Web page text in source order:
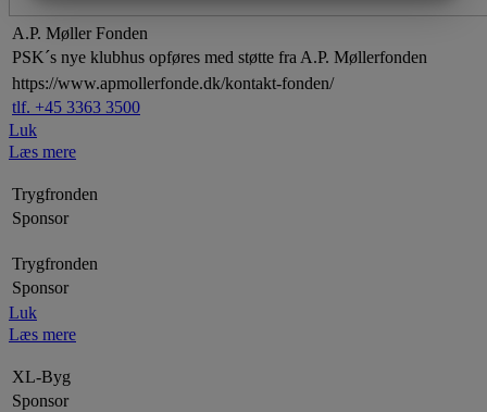
A.P. Møller Fonden
PSK´s nye klubhus opføres med støtte fra A.P. Møllerfonden
https://www.apmollerfonde.dk/kontakt-fonden/
tlf. +45 3363 3500
Luk
Læs mere
Trygfronden
Sponsor
Trygfronden
Sponsor
Luk
Læs mere
XL-Byg
Sponsor